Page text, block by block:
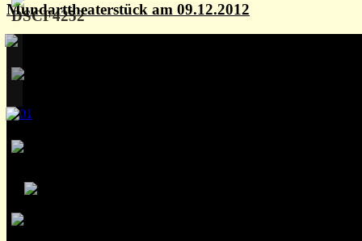
Mundarttheaterstück am 09.12.2012